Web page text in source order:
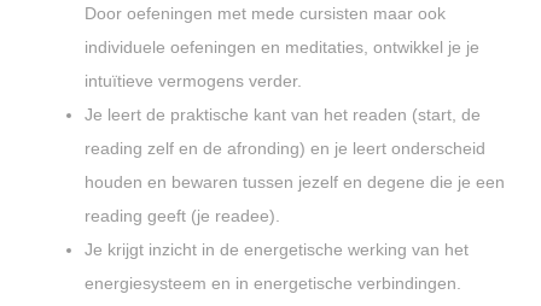
Door oefeningen met mede cursisten maar ook
individuele oefeningen en meditaties, ontwikkel je je
intuïtieve vermogens verder.
Je leert de praktische kant van het readen (start, de
reading zelf en de afronding) en je leert onderscheid
houden en bewaren tussen jezelf en degene die je een
reading geeft (je readee).
Je krijgt inzicht in de energetische werking van het
energiesysteem en in energetische verbindingen.